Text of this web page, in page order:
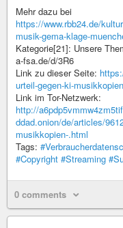
Mehr dazu bei
https://www.rbb24.de/
musik-gema-klage-
Kategorie[21]: Unsere
a-fsa.de/d/3R6
Link zu dieser Seite:
urteil-gegen-ki-
Link im Tor-Netzwerk:
http://
ddad.onion/de/articles/
musikkopien-.html
Tags:
#Copyright #Streaming
0 comments